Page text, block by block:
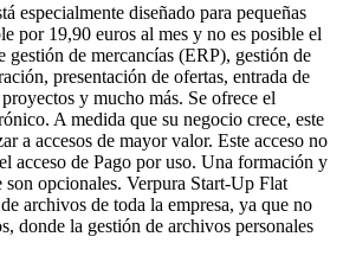
especialmente diseñado para pequeñas
por 19,90 euros al mes y no es posible el
gestión de mercancías (ERP), gestión de
presentación de ofertas, entrada de
y mucho más. Se ofrece el
A medida que su negocio crece, este
a accesos de mayor valor. Este acceso no
acceso de Pago por uso. Una formación y
son opcionales. Verpura Start-Up Flat
archivos de toda la empresa, ya que no
donde la gestión de archivos personales